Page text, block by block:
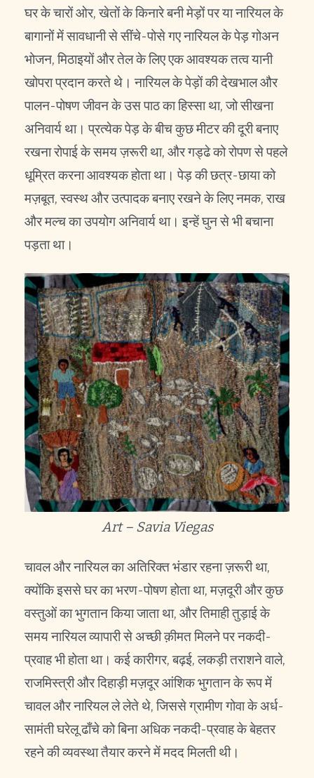
घर के चारों ओर, खेतों के किनारे बनी मेड़ों पर या नारियल के
बागानों में सावधानी से सींचे-पोसे गए नारियल के पेड़ गोअन
भोजन, मिठाइयों और तेल के लिए एक आवश्यक तत्व यानी
खोपरा प्रदान करते थे। नारियल के पेड़ों की देखभाल और
पालन-पोषण जीवन के उस पाठ का हिस्सा था, जो सीखना
अनिवार्य था। प्रत्येक पेड़ के बीच कुछ मीटर की दूरी बनाए
रखना रोपाई के समय ज़रूरी था, और गड्ढे को रोपण से पहले
धूम्रित करना आवश्यक होता था। पेड़ की छत्र-छाया को
मज़बूत, स्वस्थ और उत्पादक बनाए रखने के लिए नमक, राख
और मल्च का उपयोग अनिवार्य था। इन्हें घुन से भी बचाना
पड़ता था।
Art – Savia Viegas
चावल और नारियल का अतिरिक्त भंडार रहना ज़रूरी था,
क्योंकि इससे घर का भरण-पोषण होता था, मज़दूरी और कुछ
वस्तुओं का भुगतान किया जाता था, और तिमाही तुड़ाई के
समय नारियल व्यापारी से अच्छी क़ीमत मिलने पर नकदी-
प्रवाह भी होता था। कई कारीगर, बढ़ई, लकड़ी तराशने वाले,
राजमिस्त्री और दिहाड़ी मज़दूर आंशिक भुगतान के रूप में
चावल और नारियल ले लेते थे, जिससे ग्रामीण गोवा के अर्ध-
सामंती घरेलू ढाँचे को बिना अधिक नकदी-प्रवाह के बेहतर
रहने की व्यवस्था तैयार करने में मदद मिलती थी।